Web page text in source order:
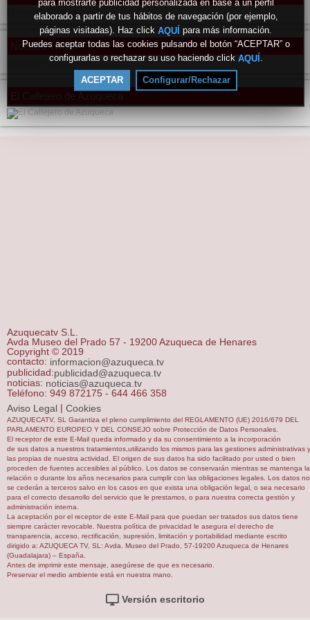
para mostrarte publicidad personalizada en base a un perfil
elaborado a partir de tus hábitos de navegación (por ejemplo,
páginas visitadas). Haz click AQUÍ para más información.
Puedes aceptar todas las cookies pulsando el botón “ACEPTAR” o
configurarlas o rechazar su uso haciendo click AQUÍ .
ACEPTAR Configurar/Rechazar
Azuqueca
El tiempo - Tutiempo.net
Nuestro Twitter
Tweets by Azuquecatv
Azuquecatv S.L.
Avda Museo del Prado 57 - 19200 Azuqueca de Henares
Copyright © 2019
contacto: informacion@azuqueca.tv
publicidad:publicidad@azuqueca.tv
noticias: noticias@azuqueca.tv
Teléfono: 949 872175 - 644 466 358
Aviso Legal | Cookies
AZUQUECATV, SL Garantiza el pleno cumplimiento del REGLAMENTO (UE) 2016/679 DEL
PARLAMENTO EUROPEO Y DEL CONSEJO sobre Protección de Datos Personales.
El receptor de este E-Mail queda informado y da su consentimiento a la incorporación
de sus datos a nuestros tratamientos,utilizando los mismos para las gestiones administrativas y
las propias de nuestra actividad. El origen de sus datos ha sido facilitado por usted o bien
proceden de fuentes accesibles al público. Los datos se conservarán mientras se mantenga la
relación o durante los años necesarios para cumplir con las obligaciones legales. Los datos no
se cederán a terceros salvo en los casos en que exista una obligación legal, o sea necesario
para el correcto desarrollo del servicio que le prestamos, o para nuestra correcta gestión y
administración interna.
La aceptación por el receptor de este E-Mail para que puedan ser tratados sus datos tiene
siempre carácter revocable. Nuestra política de privacidad le asegura el derecho de
transparencia, acceso, rectificación, supresión, limitación y portabilidad mediante escrito
dirigido a: AZUQUECA TV, SL: Avda. Museo del Prado, 57-19200 Azuqueca de Henares
(Guadalajara) – España.
Antes de imprimir este mensaje, asegúrese de que es necesario.
Preservar el medio ambiente está en nuestra mano.
Versión escritorio